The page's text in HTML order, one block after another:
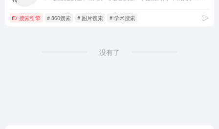
搜索引擎 # 360搜索 # 图片搜索 # 学术搜索
没有了